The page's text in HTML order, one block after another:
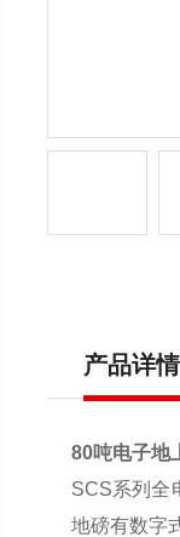
产品详情
80吨电子地
SCS系列全
地磅有数字